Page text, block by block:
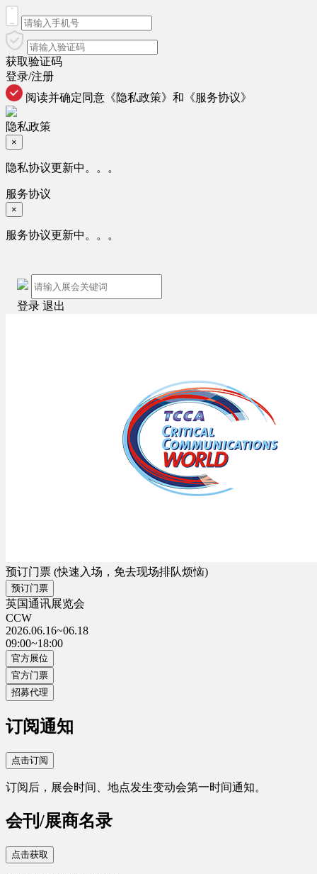
获取验证码
登录/注册
阅读并确定同意 《隐私政策》 和 《服务协议》
隐私政策
×
隐私协议更新中。。。
服务协议
×
服务协议更新中。。。
登录 退出
预订门票 (快速入场，免去现场排队烦恼)
预订门票
英国通讯展览会
CCW
2026.06.16~06.18
09:00~18:00
官方展位
官方门票
招募代理
订阅通知
点击订阅
订阅后，展会时间、地点发生变动会第一时间通知。
会刊/展商名录
点击获取